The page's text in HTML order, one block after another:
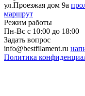
ул.Проезжая дом 9а
маршрут
Режим работы
Пн-Вс с 10:00 до 18:00
Задать вопрос
info@bestfilament.ru
Политика